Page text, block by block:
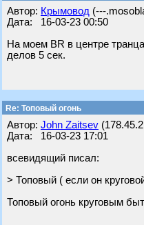
Автор: Крымовод (---
Дата: 16-03-23 00:50
На моем BR в центре
делов 5 сек.
Re: Топовый огонь
Автор: John Zaitsev
Дата: 16-03-23 17:01
всевидящий писал:
> Топовый ( если он
Топовый огонь круговым